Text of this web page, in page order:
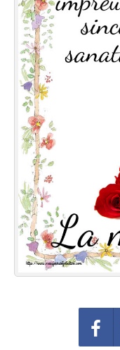
Felicitari animate
Invitatii personalizate